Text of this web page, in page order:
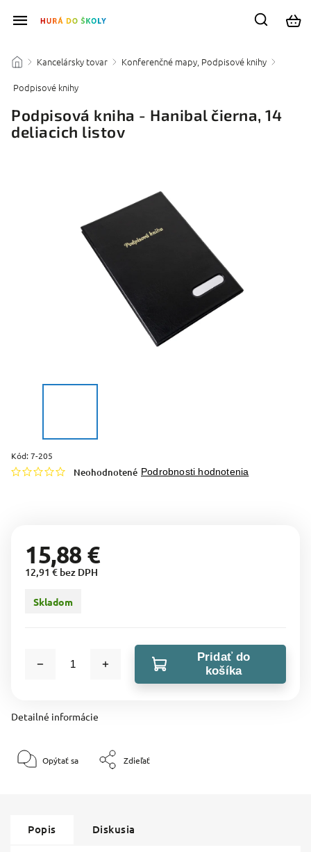
/ Kancelársky tovar / Konferenčné mapy, Podpisové knihy /
Podpisové knihy
Podpisová kniha - Hanibal čierna, 14
deliacich listov
Kód:7-205
Neohodnotené Podrobnosti hodnotenia
15,88 €
12,91 € bez DPH
Skladom
Pridať do
košíka
Detailné informácie
Opýtať sa Zdieľať
Popis Diskusia